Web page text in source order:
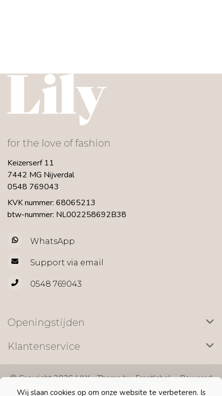
Wij slaan cookies op om onze website te verbeteren. Is
for the love of fashion
Keizerserf 11
7442 MG Nijverdal
0548 769043
KVK nummer: 68065213
btw-nummer: NL002258692B38
WhatsApp
Support via email
0548 769043
Openingstijden
Klantenservice
© Copyright 2026 LILY - Theme byFrontlabel- Powered
byLightspeed